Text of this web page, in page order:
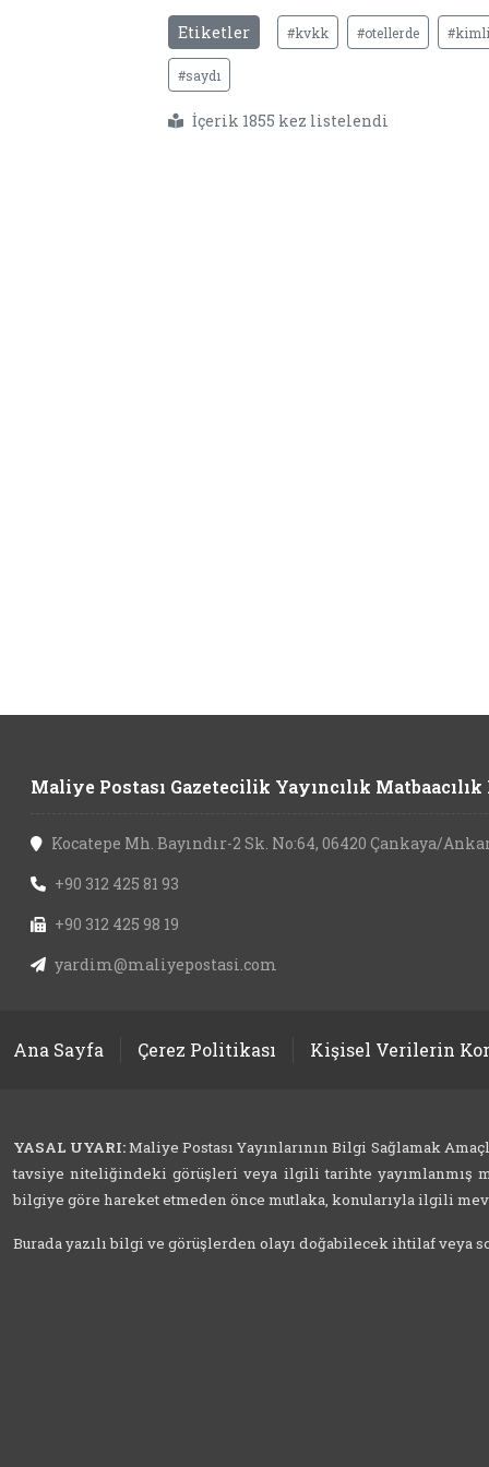
Etiketler #kvkk #otellerde
#saydı
İçerik 1855 kez listelendi
Maliye Postası Gazetecilik Yayıncılık Matbaacılık
Kocatepe Mh. Bayındır-2 Sk. No:64, 06420 Çankaya/
+90 312 425 81 93
+90 312 425 98 19
yardim@maliyepostasi.com
Ana Sayfa Çerez Politikası Kişisel Verilerin
YASAL UYARI:Maliye Postası Yayınlarının Bilgi Sağlamak
tavsiye niteliğindeki görüşleri veya ilgili tarihte yayımlanmış
bilgiye göre hareket etmeden önce mutlaka, konularıyla ilgili
Burada yazılı bilgi ve görüşlerden olayı doğabilecek ihtilaf veya